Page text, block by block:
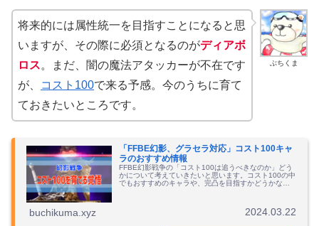
ぶちくま
将来的には属性統一を目指すことになると思
いますが、その際に必須となるのがディアボ
ロス。まだ、闇の魔法アタッカーが不在です
が、
コスト100で来る予感。今のうちに育て
ておきたいところです。
「FFBE幻影、グラセラ対応」コスト100キャ
ラのおすすめ情報
FFBE幻影戦争の「コスト100は追うべきなのか」どう
かについて考えていきたいと思います。コスト100の中
でもおすすめのキャラや、完凸を目指すかどうかなど
buchikuma.xyz 2024.03.22